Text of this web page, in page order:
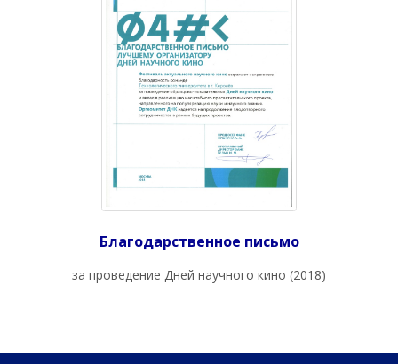
Благодарственное письмо
за проведение Дней научного кино (2018)